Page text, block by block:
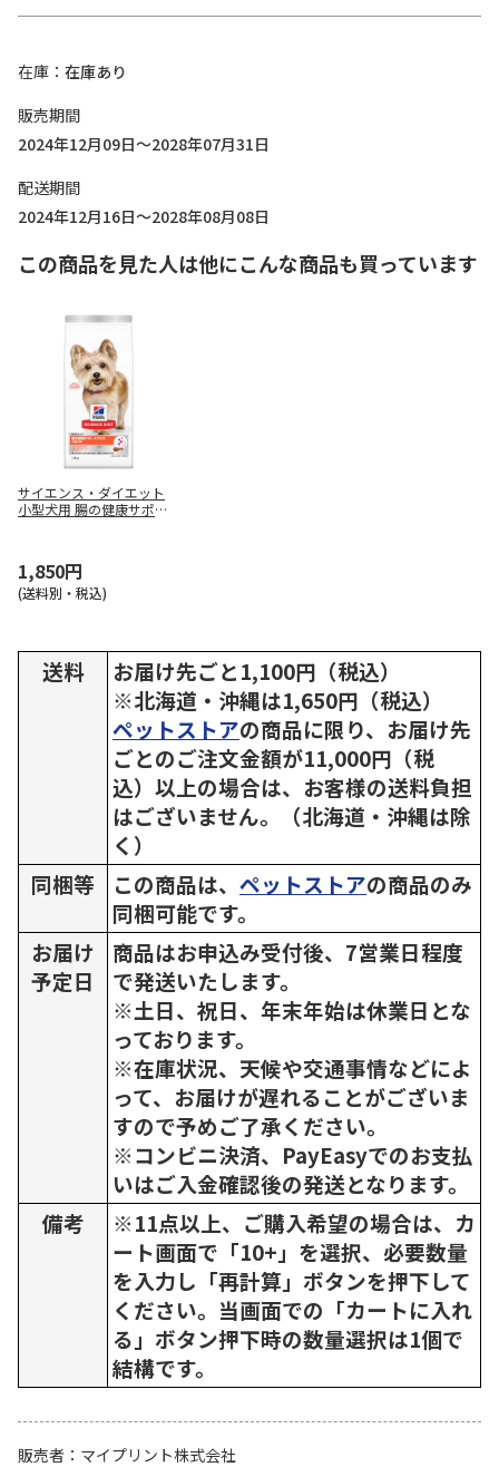
在庫
在庫あり
販売期間
2024年12月09日～2028年07月31日
配送期間
2024年12月16日～2028年08月08日
この商品を見た人は他にこんな商品も買っています
サイエンス・ダイエット
小型犬用 腸の健康サポー
1,850円
(送料別・税込)
送料
お届け先ごと1,100円（税込）
※北海道・沖縄は1,650円（税込）
ペットストアの商品に限り、お届け先
ごとのご注文金額が11,000円（税
込）以上の場合は、お客様の送料負担
はございません。（北海道・沖縄は除
く）
同梱等
この商品は、 ペットストアの商品のみ
同梱可能です。
お届け
予定日
商品はお申込み受付後、7営業日程度
で発送いたします。
※土日、祝日、年末年始は休業日とな
っております。
※在庫状況、天候や交通事情などによ
って、お届けが遅れることがございま
すので予めご了承ください。
※コンビニ決済、PayEasyでのお支払
いはご入金確認後の発送となります。
備考
※11点以上、ご購入希望の場合は、カ
ート画面で「10+」を選択、必要数量
を入力し「再計算」ボタンを押下して
ください。当画面での「カートに入れ
る」ボタン押下時の数量選択は1個で
結構です。
販売者
マイプリント株式会社